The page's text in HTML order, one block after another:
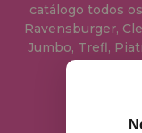
catálogo todos
Ravensburger,
Jumbo, Trefl,